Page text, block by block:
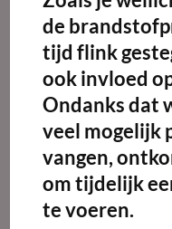
Katheder spreekstoel
Vanaf:€45.00 excl.
Lessenaar met versterker en
USB-powered lamp en lader
5V USB type A lader aansluitingen
de
tijd flink
ook invloed
Ondanks dat
veel mogelijk
vangen,
om tijdelijk
te voeren.